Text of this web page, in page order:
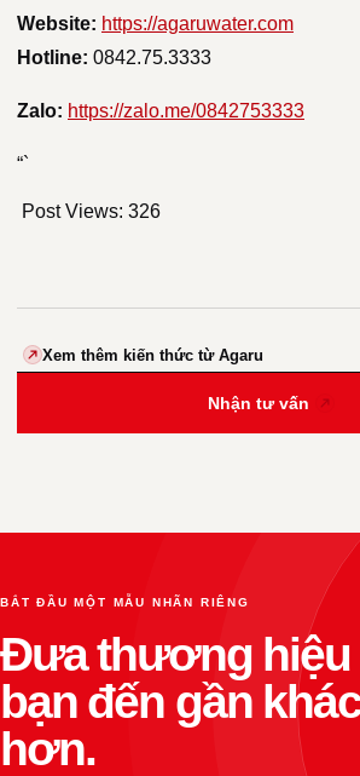
Website: https://agaruwater.com
Hotline: 0842.75.3333
Zalo: https://zalo.me/0842753333
“`
Post Views: 326
Xem thêm kiến thức từ Agaru
Nhận tư vấn
BẮT ĐẦU MỘT MẪU NHÃN RIÊNG
Đưa thương hiệu
bạn đến gần
hơn.